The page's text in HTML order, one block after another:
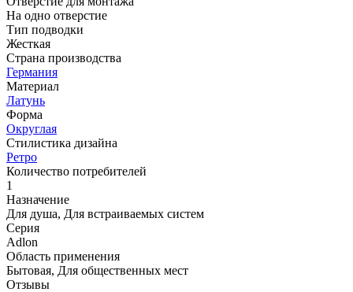
На одно отверстие
Тип подводки
Жесткая
Страна производства
Германия
Материал
Латунь
Форма
Округлая
Стилистика дизайна
Ретро
Количество потребителей
1
Назначение
Для душа, Для встраиваемых систем
Серия
Adlon
Область применения
Бытовая, Для общественных мест
Отзывы